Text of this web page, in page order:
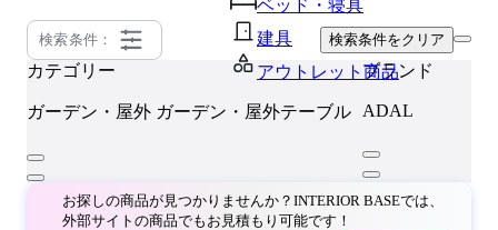
ベッド・寝具
建具
アウトレット商品
検索条件： 検索条件をクリア
カテゴリー
ガーデン・屋外 ガーデン・屋外テーブル
ブランド
ADAL
お探しの商品が見つかりませんか？INTERIOR BASEでは、
外部サイトの商品でもお見積もり可能です！